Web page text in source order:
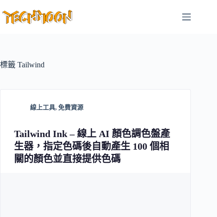
至
容
標籤 Tailwind
線上工具, 免費資源
Tailwind Ink – 線上 AI 顏色調色盤產
生器，指定色碼後自動產生 100 個相
關的顏色並直接提供色碼